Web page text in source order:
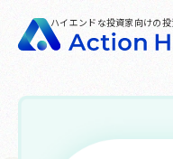
ハイエンドな投資家向けの